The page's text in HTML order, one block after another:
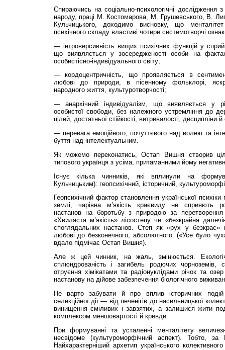
Спираючись на соціально-психологічні дослідження з
народу, праці М. Костомарова, М. Грушевського, В.
Кульчицького, доходимо висновку, що
психічного складу властиві чотири системотворчі
— інтроверсивність вищих психічних функцій у
що виявляється у зосередженості особи на
особистісно-індивідуального світу;
— кордоцентричність, що проявляється в
любові до природи, в пісенному фольклорі,
народного життя, культуротворчості;
— анархічний індивідуалізм, що виявляється у
особистої свободи, без належного устремління до
цілей, достатньої стійкості, витривалості, дисципліни й
— перевага емоційного, почуттєвого над волею та
буття над інтелектуальним.
Як можемо переконатись, Остап Вишня створив
типового українця з усіма, притаманними йому
Існує кілька чинників, які вплинули на
Кульчицьким): геопсихічний, історичний,
Геопсихічний фактор становлення української
землі, чарівна м’якість краєвиду не сприяють
настанов на боротьбу з природою за
«Хвиляста м’якість» лісостепу чи «безкрайня
споглядальних настанов. Степ як «рух у
любові до безконечного, абсолютного. («Усе було
вдало підмічає Остап Вишня).
Але ж цей чинник, на жаль, змінюється.
сплюндрованість і загибель родючих чорноземів,
отруєння хімікатами та радіонуклідами річок та
настанову на дійове забезпечення біологічного
Не варто забувати й про вплив історичних подій
селекційної дії — від печенігів до насильницької
винищення сміливих і завзятих, а залишися жити
комплексом меншовартості й кривди.
При формуванні та усталенні менталітету
несвідоме (культуроморфічний аспект). Тобто,
Найхарактерніший архетип українського